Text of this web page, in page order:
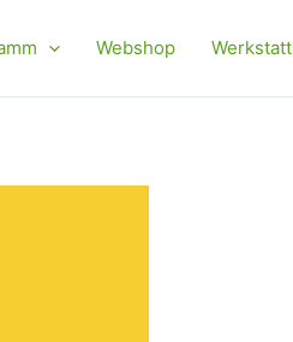
Webshop Werkstatt